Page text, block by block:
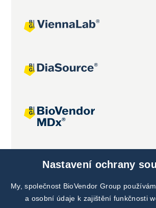
Nastavení ochrany
My, společnost BioVendor Group
a osobní údaje k zajištění funkčnosti